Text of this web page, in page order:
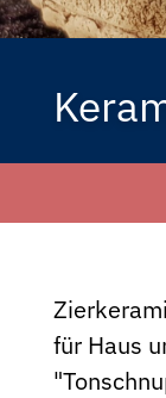
für Haus